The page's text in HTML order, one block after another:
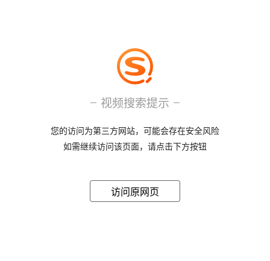
视频搜索提示
您的访问为第三方网站，可能会存在安全风险
如需继续访问该页面，请点击下方按钮
访问原网页